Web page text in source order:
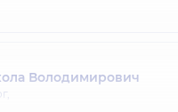
Володимирович